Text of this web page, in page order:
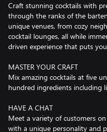
Craft stunning cocktails with
through the ranks of the
unique venues, from cozy
cocktail lounges, all while
driven experience that puts
MASTER YOUR CRAFT
Mix amazing cocktails at five
hundred ingredients including
HAVE A CHAT
Meet a variety of customers
with a unique personality and